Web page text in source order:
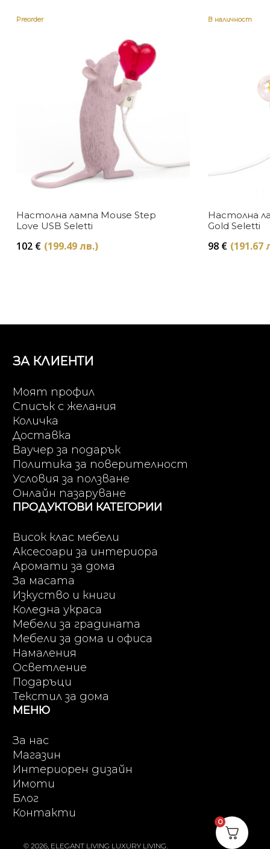
Preorder
Настолна лампа Mouse Step
Love USB Seletti
102 € (199.49 лв.)
В наличност
Настолна
Gold Seletti
98 € (191.67
ЗА КЛИЕНТИ
Моят профил
Списък с желания
Количка
Доставка
Ваучер за подарък
Политика за поверителност
Условия за ползване
Онлайн пазаруване
ПРОДУКТОВИ КАТЕГОРИИ
Висок клас мебели
Аксесоари за интериора
Аромати за дома
За масата
Изкуство и книги
Коледна украса
Мебели за градината
Мебели за дома и офиса
Намаления
Осветление
Подаръци
Текстил за дома
МЕНЮ
За нас
Магазин
Интериорен дизайн
Имоти
Блог
Контакти
© 2026, ELEGANT LIVING LUXURY LIVING.
0